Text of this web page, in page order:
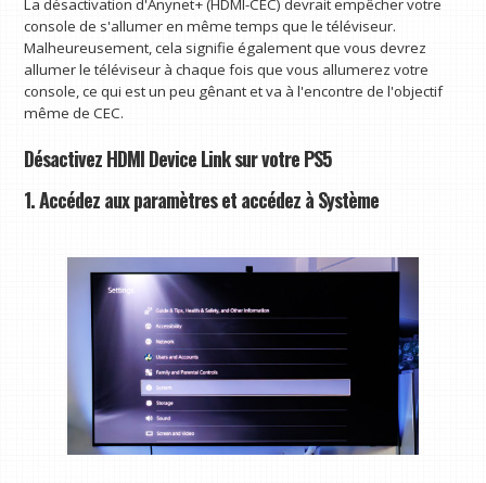
La désactivation d'Anynet+ (HDMI-CEC) devrait empêcher votre
console de s'allumer en même temps que le téléviseur.
Malheureusement, cela signifie également que vous devrez
allumer le téléviseur à chaque fois que vous allumerez votre
console, ce qui est un peu gênant et va à l'encontre de l'objectif
même de CEC.
Désactivez HDMI Device Link sur votre PS5
1. Accédez aux paramètres et accédez à Système